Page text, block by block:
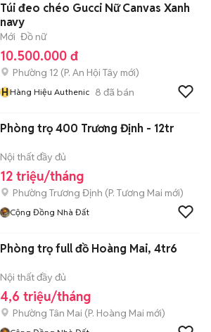
Túi đeo chéo Gucci Nữ Canvas Xanh
navy
Mới Đồ nữ
10.500.000 đ
Phường 12 (P. An Hội Tây mới)
HHàng Hiệu Authenic 8 đã bán
Phòng trọ 400 Trương Định - 12tr
Nội thất đầy đủ
12 triệu/tháng
Phường Trương Định (P. Tương Mai mới)
Cộng Đồng Nhà Đất
Phòng trọ full đồ Hoàng Mai, 4tr6
Nội thất đầy đủ
4,6 triệu/tháng
Phường Tân Mai (P. Hoàng Mai mới)